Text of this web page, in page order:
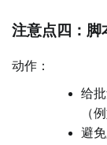
注意点四：脚
动作：
给
（
避